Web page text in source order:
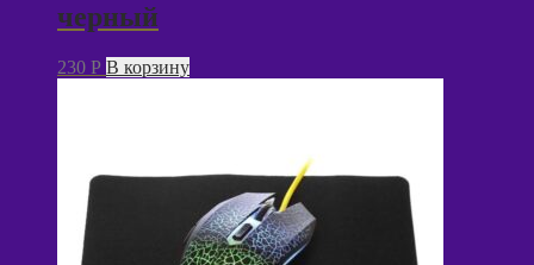
черный
230 P В корзину